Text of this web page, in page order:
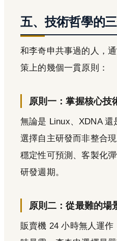
五、技術哲學的
和李奇申共事過的人，
策上的幾個一貫原則：
原則一：掌握核心技
無論是 Linux、XDNA
選擇自主研發而非整合
穩定性可預測、客製化
研發週期。
原則二：從最難的場
販賣機 24 小時無人運作